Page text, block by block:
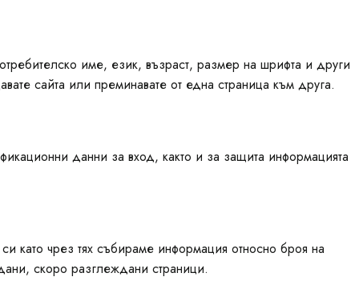
име, език, възраст, размер на шрифта и други
сайта или преминавате от една страница към друга.
данни за вход, както и за защита информацията
като чрез тях събираме информация относно броя на
скоро разглеждани страници.